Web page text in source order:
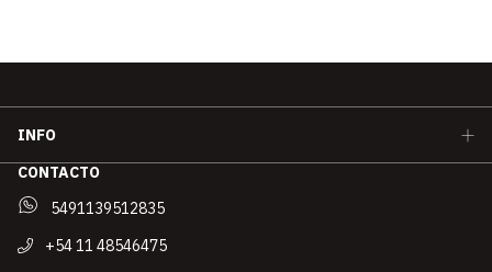
INFO
CONTACTO
5491139512835
+54 11 48546475